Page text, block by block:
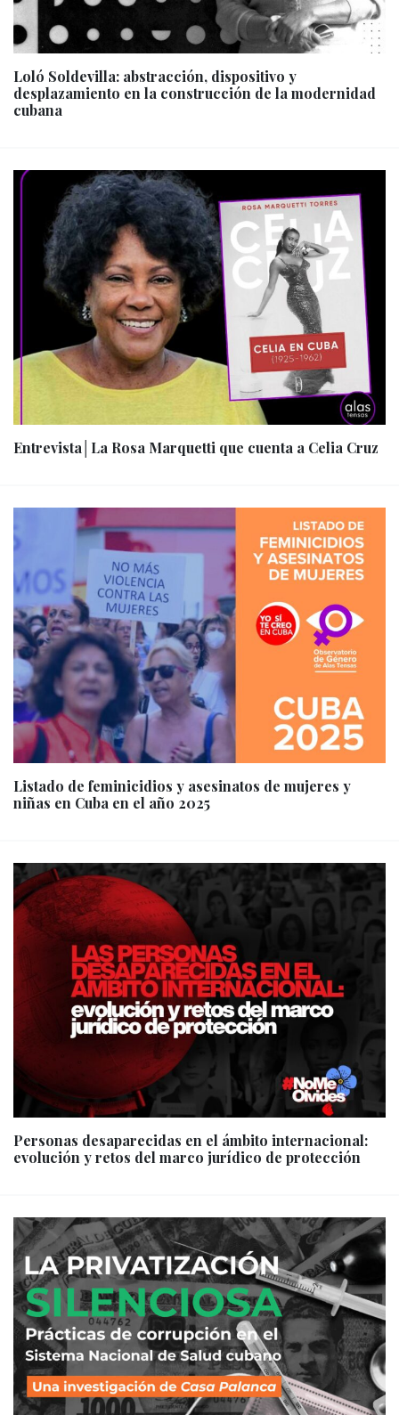
Loló Soldevilla: abstracción, dispositivo y
desplazamiento en la construcción de la modernidad
cubana
Entrevista│La Rosa Marquetti que cuenta a Celia Cruz
Listado de feminicidios y asesinatos de mujeres y
niñas en Cuba en el año 2025
Personas desaparecidas en el ámbito internacional:
evolución y retos del marco jurídico de protección